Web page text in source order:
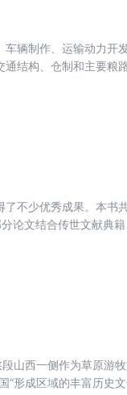
辆制作、运输动力开
结构、仓制和主要粮
不少优秀成果。本书
论文结合传世文献典
位作者从不同角度展
山西一侧作为草原游
”形成区域的丰富历史